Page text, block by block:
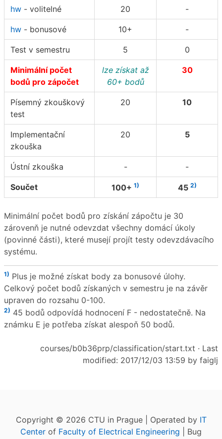
hw - volitelné 20 -
hw - bonusové 10+ -
Test v semestru 5 0
Minimální počet
bodů pro zápočet
lze získat až
60+ bodů
30
Písemný zkouškový
test
20 10
Implementační
zkouška
20 5
Ústní zkouška - -
Součet 100+ 1) 45 2)
Minimální počet bodů pro získání zápočtu je 30
zárovenň je nutné odevzdat všechny domácí úkoly
(povinné části), které musejí projít testy odevzdávacího
systému.
1) Plus je možné získat body za bonusové úlohy.
Celkový počet bodů získaných v semestru je na závěr
upraven do rozsahu 0-100.
2) 45 bodů odpovídá hodnocení F - nedostatečně. Na
známku E je potřeba získat alespoň 50 bodů.
courses/b0b36prp/classification/start.txt · Last
modified: 2017/12/03 13:59 by faiglj
Copyright © 2026 CTU in Prague | Operated by IT
Center of Faculty of Electrical Engineering | Bug